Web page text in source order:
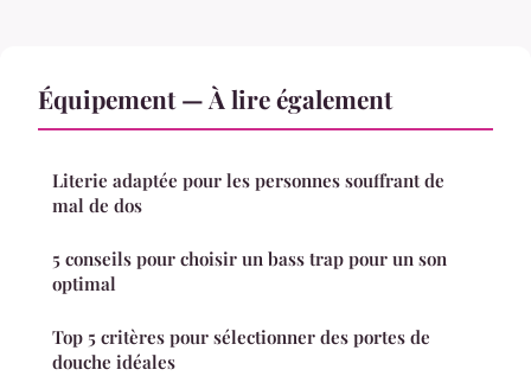
Équipement — À lire également
Literie adaptée pour les personnes souffrant de
mal de dos
5 conseils pour choisir un bass trap pour un son
optimal
Top 5 critères pour sélectionner des portes de
douche idéales